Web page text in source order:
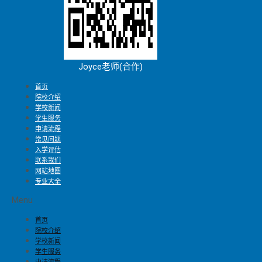
Joyce老师(合作)
首页
院校介绍
学校新闻
学生服务
申请流程
常见问题
入学评估
联系我们
网站地图
专业大全
Menu
首页
院校介绍
学校新闻
学生服务